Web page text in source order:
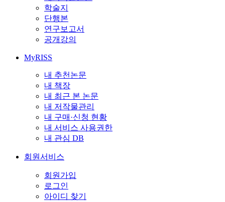
학술지
단행본
연구보고서
공개강의
MyRISS
내 추천논문
내 책장
내 최근 본 논문
내 저작물관리
내 구매·신청 현황
내 서비스 사용권한
내 관심 DB
회원서비스
회원가입
로그인
아이디 찾기